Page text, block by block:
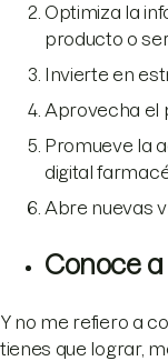
Optimiza la
producto o
Invierte en
Aprovecha el
Promueve la
digital
Abre nuevas
Conoce
Y no me refiero a
tienes que lograr,